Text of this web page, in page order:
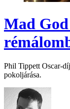
Mad God
Phil Tippett Oscar-
pokoljárása.